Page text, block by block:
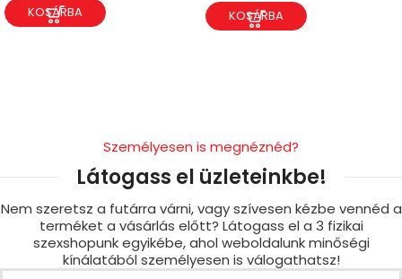
KOSÁRBA KOSÁRBA
Személyesen is megnéznéd?
Látogass el üzleteinkbe!
Nem szeretsz a futárra várni, vagy szívesen kézbe vennéd a
terméket a vásárlás előtt? Látogass el a 3 fizikai
szexshopunk egyikébe, ahol weboldalunk minőségi
kínálatából személyesen is válogathatsz!